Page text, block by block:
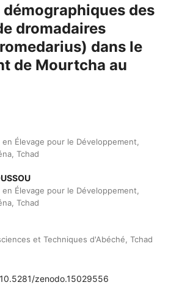
démographiques des
dromadaires
dans le
de Mourtcha au
Élevage pour le Développement,
Tchad
Élevage pour le Développement,
Tchad
et Techniques d'Abéché, Tchad
zenodo.15029556